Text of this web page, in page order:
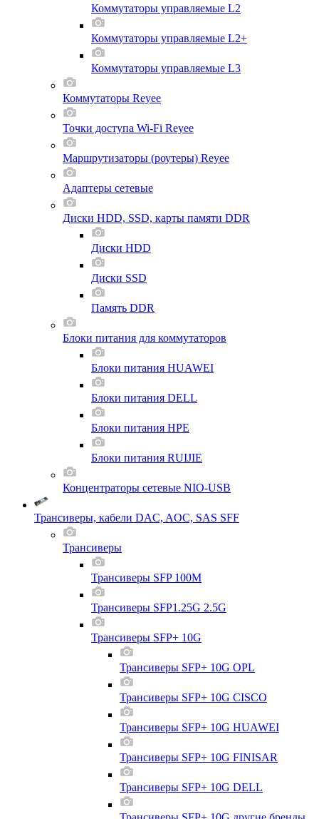
Коммутаторы управляемые L2
Коммутаторы управляемые L2+
Коммутаторы управляемые L3
Коммутаторы Reyee
Точки доступа Wi-Fi Reyee
Маршрутизаторы (роутеры) Reyee
Адаптеры сетевые
Диски HDD, SSD, карты памяти DDR
Диски HDD
Диски SSD
Память DDR
Блоки питания для коммутаторов
Блоки питания HUAWEI
Блоки питания DELL
Блоки питания HPE
Блоки питания RUIJIE
Концентраторы сетевые NIO-USB
Трансиверы, кабели DAC, AOC, SAS SFF
Трансиверы
Трансиверы SFP 100M
Трансиверы SFP1.25G 2.5G
Трансиверы SFP+ 10G
Трансиверы SFP+ 10G OPL
Трансиверы SFP+ 10G CISCO
Трансиверы SFP+ 10G HUAWEI
Трансиверы SFP+ 10G FINISAR
Трансиверы SFP+ 10G DELL